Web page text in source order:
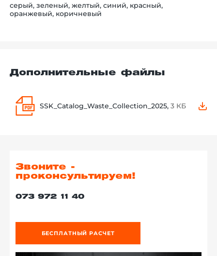
серый, зеленый, желтый, синий, красный,
оранжевый, коричневый
Дополнительные файлы
SSK_Catalog_Waste_Collection_2025, 3 КБ
Звоните -
проконсультируем!
073 972 11 40
БЕСПЛАТНЫЙ РАСЧЕТ